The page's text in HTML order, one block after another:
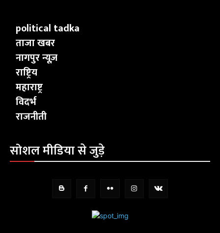
political tadka
ताजा खबर
नागपुर न्यूज़
राष्ट्रिय
महाराष्ट्र
विदर्भ
राजनीती
सोशल मीडिया से जुड़े